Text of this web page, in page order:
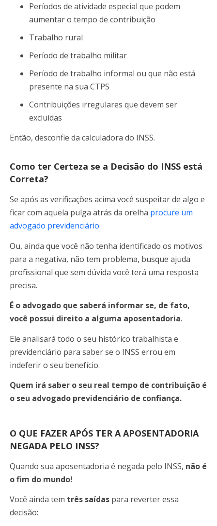
Períodos de atividade especial que podem
aumentar o tempo de contribuição
Trabalho rural
Período de trabalho militar
Período de trabalho informal ou que não está
presente na sua CTPS
Contribuições irregulares que devem ser
excluídas
Então, desconfie da calculadora do INSS.
Como ter Certeza se a Decisão do INSS está
Correta?
Se após as verificações acima você suspeitar de algo e
ficar com aquela pulga atrás da orelha procure um
advogado previdenciário.
Ou, ainda que você não tenha identificado os motivos
para a negativa, não tem problema, busque ajuda
profissional que sem dúvida você terá uma resposta
precisa.
É o advogado que saberá informar se, de fato,
você possui direito a alguma aposentadoria.
Ele analisará todo o seu histórico trabalhista e
previdenciário para saber se o INSS errou em
indeferir o seu benefício.
Quem irá saber o seu real tempo de contribuição é
o seu advogado previdenciário de confiança.
O QUE FAZER APÓS TER A APOSENTADORIA
NEGADA PELO INSS?
Quando sua aposentadoria é negada pelo INSS, não é
o fim do mundo!
Você ainda tem três saídas para reverter essa
decisão: